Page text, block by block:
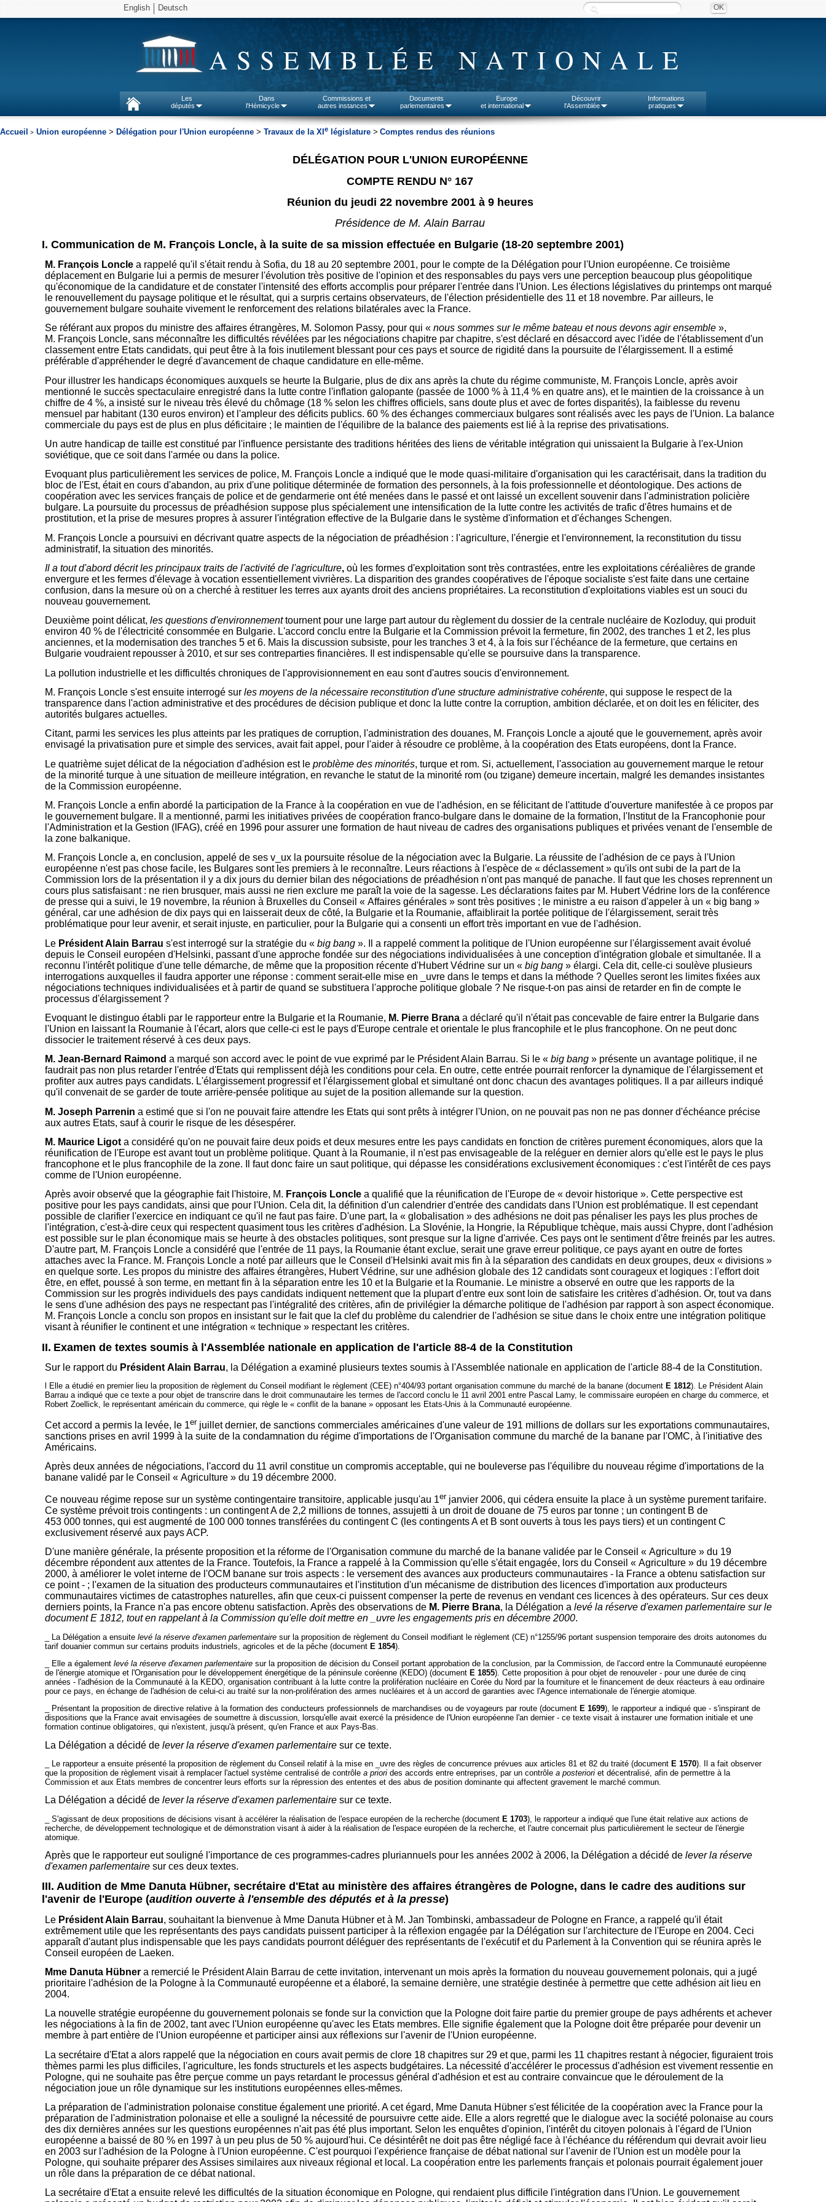
English Deutsch
ASSEMBLÉE NATIONALE
Les
députés
Dans
l'Hémicycle
Commissions et
autres instances
Documents
parlementaires
Europe
et international
Découvrir
l'Assemblée
Informations
pratiques
Accueil > Union européenne > Délégation pour l'Union européenne > Travaux de la XI e législature > Comptes rendus des réunions
DÉLÉGATION POUR L'UNION EUROPÉENNE
COMPTE RENDU N° 167
Réunion du jeudi 22 novembre 2001 à 9 heures
Présidence de M. Alain Barrau
I. Communication de M. François Loncle, à la suite de sa mission effectuée en Bulgarie (18-20 septembre 2001)
M. François Loncle a rappelé qu'il s'était rendu à Sofia, du 18 au 20 septembre 2001, pour le compte de la Délégation pour l'Union européenne. Ce troisième
déplacement en Bulgarie lui a permis de mesurer l'évolution très positive de l'opinion et des responsables du pays vers une perception beaucoup plus géopolitique
qu'économique de la candidature et de constater l'intensité des efforts accomplis pour préparer l'entrée dans l'Union. Les élections législatives du printemps ont marqué
le renouvellement du paysage politique et le résultat, qui a surpris certains observateurs, de l'élection présidentielle des 11 et 18 novembre. Par ailleurs, le
gouvernement bulgare souhaite vivement le renforcement des relations bilatérales avec la France.
Se référant aux propos du ministre des affaires étrangères, M. Solomon Passy, pour qui « nous sommes sur le même bateau et nous devons agir ensemble»,
M. François Loncle, sans méconnaître les difficultés révélées par les négociations chapitre par chapitre, s'est déclaré en désaccord avec l'idée de l'établissement d'un
classement entre Etats candidats, qui peut être à la fois inutilement blessant pour ces pays et source de rigidité dans la poursuite de l'élargissement. Il a estimé
préférable d'appréhender le degré d'avancement de chaque candidature en elle-même.
Pour illustrer les handicaps économiques auxquels se heurte la Bulgarie, plus de dix ans après la chute du régime communiste, M. François Loncle, après avoir
mentionné le succès spectaculaire enregistré dans la lutte contre l'inflation galopante (passée de 1000 % à 11,4 % en quatre ans), et le maintien de la croissance à un
chiffre de 4 %, a insisté sur le niveau très élevé du chômage (18 % selon les chiffres officiels, sans doute plus et avec de fortes disparités), la faiblesse du revenu
mensuel par habitant (130 euros environ) et l'ampleur des déficits publics. 60 % des échanges commerciaux bulgares sont réalisés avec les pays de l'Union. La balance
commerciale du pays est de plus en plus déficitaire ; le maintien de l'équilibre de la balance des paiements est lié à la reprise des privatisations.
Un autre handicap de taille est constitué par l'influence persistante des traditions héritées des liens de véritable intégration qui unissaient la Bulgarie à l'ex-Union
soviétique, que ce soit dans l'armée ou dans la police.
Evoquant plus particulièrement les services de police, M. François Loncle a indiqué que le mode quasi-militaire d'organisation qui les caractérisait, dans la tradition du
bloc de l'Est, était en cours d'abandon, au prix d'une politique déterminée de formation des personnels, à la fois professionnelle et déontologique. Des actions de
coopération avec les services français de police et de gendarmerie ont été menées dans le passé et ont laissé un excellent souvenir dans l'administration policière
bulgare. La poursuite du processus de préadhésion suppose plus spécialement une intensification de la lutte contre les activités de trafic d'êtres humains et de
prostitution, et la prise de mesures propres à assurer l'intégration effective de la Bulgarie dans le système d'information et d'échanges Schengen.
M. François Loncle a poursuivi en décrivant quatre aspects de la négociation de préadhésion : l'agriculture, l'énergie et l'environnement, la reconstitution du tissu
administratif, la situation des minorités.
Il a tout d'abord décrit les principaux traits de l'activité de l'agriculture, où les formes d'exploitation sont très contrastées, entre les exploitations céréalières de grande
envergure et les fermes d'élevage à vocation essentiellement vivrières. La disparition des grandes coopératives de l'époque socialiste s'est faite dans une certaine
confusion, dans la mesure où on a cherché à restituer les terres aux ayants droit des anciens propriétaires. La reconstitution d'exploitations viables est un souci du
nouveau gouvernement.
Deuxième point délicat, les questions d'environnementtournent pour une large part autour du règlement du dossier de la centrale nucléaire de Kozloduy, qui produit
environ 40 % de l'électricité consommée en Bulgarie. L'accord conclu entre la Bulgarie et la Commission prévoit la fermeture, fin 2002, des tranches 1 et 2, les plus
anciennes, et la modernisation des tranches 5 et 6. Mais la discussion subsiste, pour les tranches 3 et 4, à la fois sur l'échéance de la fermeture, que certains en
Bulgarie voudraient repousser à 2010, et sur ses contreparties financières. Il est indispensable qu'elle se poursuive dans la transparence.
La pollution industrielle et les difficultés chroniques de l'approvisionnement en eau sont d'autres soucis d'environnement.
M. François Loncle s'est ensuite interrogé sur les moyens de la nécessaire reconstitution d'une structure administrative cohérente, qui suppose le respect de la
transparence dans l'action administrative et des procédures de décision publique et donc la lutte contre la corruption, ambition déclarée, et on doit les en féliciter, des
autorités bulgares actuelles.
Citant, parmi les services les plus atteints par les pratiques de corruption, l'administration des douanes, M. François Loncle a ajouté que le gouvernement, après avoir
envisagé la privatisation pure et simple des services, avait fait appel, pour l'aider à résoudre ce problème, à la coopération des Etats européens, dont la France.
Le quatrième sujet délicat de la négociation d'adhésion est le problème des minorités, turque et rom. Si, actuellement, l'association au gouvernement marque le retour
de la minorité turque à une situation de meilleure intégration, en revanche le statut de la minorité rom (ou tzigane) demeure incertain, malgré les demandes insistantes
de la Commission européenne.
M. François Loncle a enfin abordé la participation de la France à la coopération en vue de l'adhésion, en se félicitant de l'attitude d'ouverture manifestée à ce propos par
le gouvernement bulgare. Il a mentionné, parmi les initiatives privées de coopération franco-bulgare dans le domaine de la formation, l'Institut de la Francophonie pour
l'Administration et la Gestion (IFAG), créé en 1996 pour assurer une formation de haut niveau de cadres des organisations publiques et privées venant de l'ensemble de
la zone balkanique.
M. François Loncle a, en conclusion, appelé de ses v_ux la poursuite résolue de la négociation avec la Bulgarie. La réussite de l'adhésion de ce pays à l'Union
européenne n'est pas chose facile, les Bulgares sont les premiers à le reconnaître. Leurs réactions à l'espèce de « déclassement » qu'ils ont subi de la part de la
Commission lors de la présentation il y a dix jours du dernier bilan des négociations de préadhésion n'ont pas manqué de panache. Il faut que les choses reprennent un
cours plus satisfaisant : ne rien brusquer, mais aussi ne rien exclure me paraît la voie de la sagesse. Les déclarations faites par M. Hubert Védrine lors de la conférence
de presse qui a suivi, le 19 novembre, la réunion à Bruxelles du Conseil « Affaires générales » sont très positives ; le ministre a eu raison d'appeler à un « big bang »
général, car une adhésion de dix pays qui en laisserait deux de côté, la Bulgarie et la Roumanie, affaiblirait la portée politique de l'élargissement, serait très
problématique pour leur avenir, et serait injuste, en particulier, pour la Bulgarie qui a consenti un effort très important en vue de l'adhésion.
LePrésident Alain Barrau s'est interrogé sur la stratégie du «big bang ». Il a rappelé comment la politique de l'Union européenne sur l'élargissement avait évolué
depuis le Conseil européen d'Helsinki, passant d'une approche fondée sur des négociations individualisées à une conception d'intégration globale et simultanée. Il a
reconnu l'intérêt politique d'une telle démarche, de même que la proposition récente d'Hubert Védrine sur un «big bang » élargi. Cela dit, celle-ci soulève plusieurs
interrogations auxquelles il faudra apporter une réponse : comment serait-elle mise en _uvre dans le temps et dans la méthode ? Quelles seront les limites fixées aux
négociations techniques individualisées et à partir de quand se substituera l'approche politique globale ? Ne risque-t-on pas ainsi de retarder en fin de compte le
processus d'élargissement ?
Evoquant le distinguo établi par le rapporteur entre la Bulgarie et la Roumanie, M. Pierre Brana a déclaré qu'il n'était pas concevable de faire entrer la Bulgarie dans
l'Union en laissant la Roumanie à l'écart, alors que celle-ci est le pays d'Europe centrale et orientale le plus francophile et le plus francophone. On ne peut donc
dissocier le traitement réservé à ces deux pays.
M. Jean-Bernard Raimond a marqué son accord avec le point de vue exprimé par le Président Alain Barrau. Si le «big bang » présente un avantage politique, il ne
faudrait pas non plus retarder l'entrée d'Etats qui remplissent déjà les conditions pour cela. En outre, cette entrée pourrait renforcer la dynamique de l'élargissement et
profiter aux autres pays candidats. L'élargissement progressif et l'élargissement global et simultané ont donc chacun des avantages politiques. Il a par ailleurs indiqué
qu'il convenait de se garder de toute arrière-pensée politique au sujet de la position allemande sur la question.
M. Joseph Parrenin a estimé que si l'on ne pouvait faire attendre les Etats qui sont prêts à intégrer l'Union, on ne pouvait pas non ne pas donner d'échéance précise
aux autres Etats, sauf à courir le risque de les désespérer.
M. Maurice Ligota considéré qu'on ne pouvait faire deux poids et deux mesures entre les pays candidats en fonction de critères purement économiques, alors que la
réunification de l'Europe est avant tout un problème politique. Quant à la Roumanie, il n'est pas envisageable de la reléguer en dernier alors qu'elle est le pays le plus
francophone et le plus francophile de la zone. Il faut donc faire un saut politique, qui dépasse les considérations exclusivement économiques : c'est l'intérêt de ces pays
comme de l'Union européenne.
Après avoir observé que la géographie fait l'histoire, M. François Loncle a qualifié que la réunification de l'Europe de « devoir historique ». Cette perspective est
positive pour les pays candidats, ainsi que pour l'Union. Cela dit, la définition d'un calendrier d'entrée des candidats dans l'Union est problématique. Il est cependant
possible de clarifier l'exercice en indiquant ce qu'il ne faut pas faire. D'une part, la « globalisation » des adhésions ne doit pas pénaliser les pays les plus proches de
l'intégration, c'est-à-dire ceux qui respectent quasiment tous les critères d'adhésion. La Slovénie, la Hongrie, la République tchèque, mais aussi Chypre, dont l'adhésion
est possible sur le plan économique mais se heurte à des obstacles politiques, sont presque sur la ligne d'arrivée. Ces pays ont le sentiment d'être freinés par les autres.
D'autre part, M. François Loncle a considéré que l'entrée de 11 pays, la Roumanie étant exclue, serait une grave erreur politique, ce pays ayant en outre de fortes
attaches avec la France. M. François Loncle a noté par ailleurs que le Conseil d'Helsinki avait mis fin à la séparation des candidats en deux groupes, deux « divisions »
en quelque sorte. Les propos du ministre des affaires étrangères, Hubert Védrine, sur une adhésion globale des 12 candidats sont courageux et logiques : l'effort doit
être, en effet, poussé à son terme, en mettant fin à la séparation entre les 10 et la Bulgarie et la Roumanie. Le ministre a observé en outre que les rapports de la
Commission sur les progrès individuels des pays candidats indiquent nettement que la plupart d'entre eux sont loin de satisfaire les critères d'adhésion. Or, tout va dans
le sens d'une adhésion des pays ne respectant pas l'intégralité des critères, afin de privilégier la démarche politique de l'adhésion par rapport à son aspect économique.
M. François Loncle a conclu son propos en insistant sur le fait que la clef du problème du calendrier de l'adhésion se situe dans le choix entre une intégration politique
visant à réunifier le continent et une intégration « technique » respectant les critères.
II. Examen de textes soumis à l'Assemblée nationale en application de l'article 88-4 de la Constitution
Sur le rapport du Président Alain Barrau, la Délégation a examiné plusieurs textes soumis à l'Assemblée nationale en application de l'article 88-4 de la Constitution.
Elle a étudié en premier lieu la proposition de règlement du Conseil modifiant le règlement (CEE) n°404/93 portant organisation commune du marché de la banane (document E 1812). Le Président Alain
Barrau a indiqué que ce texte a pour objet de transcrire dans le droit communautaire les termes de l'accord conclu le 11 avril 2001 entre Pascal Lamy, le commissaire européen en charge du commerce, et
Robert Zoellick, le représentant américain du commerce, qui règle le « conflit de la banane » opposant les Etats-Unis à la Communauté européenne.
Cet accord a permis la levée, le 1er juillet dernier, de sanctions commerciales américaines d'une valeur de 191 millions de dollars sur les exportations communautaires,
sanctions prises en avril 1999 à la suite de la condamnation du régime d'importations de l'Organisation commune du marché de la banane par l'OMC, à l'initiative des
Américains.
Après deux années de négociations, l'accord du 11 avril constitue un compromis acceptable, qui ne bouleverse pas l'équilibre du nouveau régime d'importations de la
banane validé par le Conseil « Agriculture » du 19 décembre 2000.
Ce nouveau régime repose sur un système contingentaire transitoire, applicable jusqu'au 1er janvier 2006, qui cédera ensuite la place à un système purement tarifaire.
Ce système prévoit trois contingents : un contingent A de 2,2 millions de tonnes, assujetti à un droit de douane de 75 euros par tonne ; un contingent B de
453 000 tonnes, qui est augmenté de 100 000 tonnes transférées du contingent C (les contingents A et B sont ouverts à tous les pays tiers) et un contingent C
exclusivement réservé aux pays ACP.
D'une manière générale, la présente proposition et la réforme de l'Organisation commune du marché de la banane validée par le Conseil « Agriculture » du 19
décembre répondent aux attentes de la France. Toutefois, la France a rappelé à la Commission qu'elle s'était engagée, lors du Conseil « Agriculture » du 19 décembre
2000, à améliorer le volet interne de l'OCM banane sur trois aspects : le versement des avances aux producteurs communautaires - la France a obtenu satisfaction sur
ce point - ; l'examen de la situation des producteurs communautaires et l'institution d'un mécanisme de distribution des licences d'importation aux producteurs
communautaires victimes de catastrophes naturelles, afin que ceux-ci puissent compenser la perte de revenus en vendant ces licences à des opérateurs. Sur ces deux
derniers points, la France n'a pas encore obtenu satisfaction. Après des observations de M. Pierre Brana, la Délégation a levé la réserve d'examen parlementaire sur le
document E 1812, tout en rappelant à la Commission qu'elle doit mettre en _uvre les engagements pris en décembre 2000.
La Délégation a ensuite levé la réserve d'examen parlementairesur la proposition de règlement du Conseil modifiant le règlement (CE) n°1255/96 portant suspension temporaire des droits autonomes du
tarif douanier commun sur certains produits industriels, agricoles et de la pêche (document E 1854).
Elle a également levé la réserve d'examen parlementairesur la proposition de décision du Conseil portant approbation de la conclusion, par la Commission, de l'accord entre la Communauté européenne
de l'énergie atomique et l'Organisation pour le développement énergétique de la péninsule coréenne (KEDO) (document E 1855). Cette proposition à pour objet de renouveler - pour une durée de cinq
années - l'adhésion de la Communauté à la KEDO, organisation contribuant à la lutte contre la prolifération nucléaire en Corée du Nord par la fourniture et le financement de deux réacteurs à eau ordinaire
pour ce pays, en échange de l'adhésion de celui-ci au traité sur la non-prolifération des armes nucléaires et à un accord de garanties avec l'Agence internationale de l'énergie atomique.
Présentant la proposition de directive relative à la formation des conducteurs professionnels de marchandises ou de voyageurs par route (document E 1699), le rapporteur a indiqué que - s'inspirant de
dispositions que la France avait envisagées de soumettre à discussion, lorsqu'elle avait exercé la présidence de l'Union européenne l'an dernier - ce texte visait à instaurer une formation initiale et une
formation continue obligatoires, qui n'existent, jusqu'à présent, qu'en France et aux Pays-Bas.
La Délégation a décidé de lever la réserve d'examen parlementairesur ce texte.
Le rapporteur a ensuite présenté la proposition de règlement du Conseil relatif à la mise en _uvre des règles de concurrence prévues aux articles 81 et 82 du traité (document E 1570). Il a fait observer
que la proposition de règlement visait à remplacer l'actuel système centralisé de contrôle a priori des accords entre entreprises, par un contrôle a posterioriet décentralisé, afin de permettre à la
Commission et aux Etats membres de concentrer leurs efforts sur la répression des ententes et des abus de position dominante qui affectent gravement le marché commun.
La Délégation a décidé de lever la réserve d'examen parlementairesur ce texte.
S'agissant de deux propositions de décisions visant à accélérer la réalisation de l'espace européen de la recherche (document E 1703), le rapporteur a indiqué que l'une était relative aux actions de
recherche, de développement technologique et de démonstration visant à aider à la réalisation de l'espace européen de la recherche, et l'autre concernait plus particulièrement le secteur de l'énergie
atomique.
Après que le rapporteur eut souligné l'importance de ces programmes-cadres pluriannuels pour les années 2002 à 2006, la Délégation a décidé de lever la réserve
d'examen parlementairesur ces deux textes.
III. Audition de Mme Danuta Hübner, secrétaire d'Etat au ministère des affaires étrangères de Pologne, dans le cadre des auditions sur
l'avenir de l'Europe (audition ouverte à l'ensemble des députés et à la presse)
Le Président Alain Barrau, souhaitant la bienvenue à Mme Danuta Hübner et à M. Jan Tombinski, ambassadeur de Pologne en France, a rappelé qu'il était
extrêmement utile que les représentants des pays candidats puissent participer à la réflexion engagée par la Délégation sur l'architecture de l'Europe en 2004. Ceci
apparaît d'autant plus indispensable que les pays candidats pourront déléguer des représentants de l'exécutif et du Parlement à la Convention qui se réunira après le
Conseil européen de Laeken.
Mme Danuta Hübnera remercié le Président Alain Barrau de cette invitation, intervenant un mois après la formation du nouveau gouvernement polonais, qui a jugé
prioritaire l'adhésion de la Pologne à la Communauté européenne et a élaboré, la semaine dernière, une stratégie destinée à permettre que cette adhésion ait lieu en
2004.
La nouvelle stratégie européenne du gouvernement polonais se fonde sur la conviction que la Pologne doit faire partie du premier groupe de pays adhérents et achever
les négociations à la fin de 2002, tant avec l'Union européenne qu'avec les Etats membres. Elle signifie également que la Pologne doit être préparée pour devenir un
membre à part entière de l'Union européenne et participer ainsi aux réflexions sur l'avenir de l'Union européenne.
La secrétaire d'Etat a alors rappelé que la négociation en cours avait permis de clore 18 chapitres sur 29 et que, parmi les 11 chapitres restant à négocier, figuraient trois
thèmes parmi les plus difficiles, l'agriculture, les fonds structurels et les aspects budgétaires. La nécessité d'accélérer le processus d'adhésion est vivement ressentie en
Pologne, qui ne souhaite pas être perçue comme un pays retardant le processus général d'adhésion et est au contraire convaincue que le déroulement de la
négociation joue un rôle dynamique sur les institutions européennes elles-mêmes.
La préparation de l'administration polonaise constitue également une priorité. A cet égard, Mme Danuta Hübner s'est félicitée de la coopération avec la France pour la
préparation de l'administration polonaise et elle a souligné la nécessité de poursuivre cette aide. Elle a alors regretté que le dialogue avec la société polonaise au cours
des dix dernières années sur les questions européennes n'ait pas été plus important. Selon les enquêtes d'opinion, l'intérêt du citoyen polonais à l'égard de l'Union
européenne a baissé de 80 % en 1997 à un peu plus de 50 % aujourd'hui. Ce désintérêt ne doit pas être négligé face à l'échéance du référendum qui devrait avoir lieu
en 2003 sur l'adhésion de la Pologne à l'Union européenne. C'est pourquoi l'expérience française de débat national sur l'avenir de l'Union est un modèle pour la
Pologne, qui souhaite préparer des Assises similaires aux niveaux régional et local. La coopération entre les parlements français et polonais pourrait également jouer
un rôle dans la préparation de ce débat national.
La secrétaire d'Etat a ensuite relevé les difficultés de la situation économique en Pologne, qui rendaient plus difficile l'intégration dans l'Union. Le gouvernement